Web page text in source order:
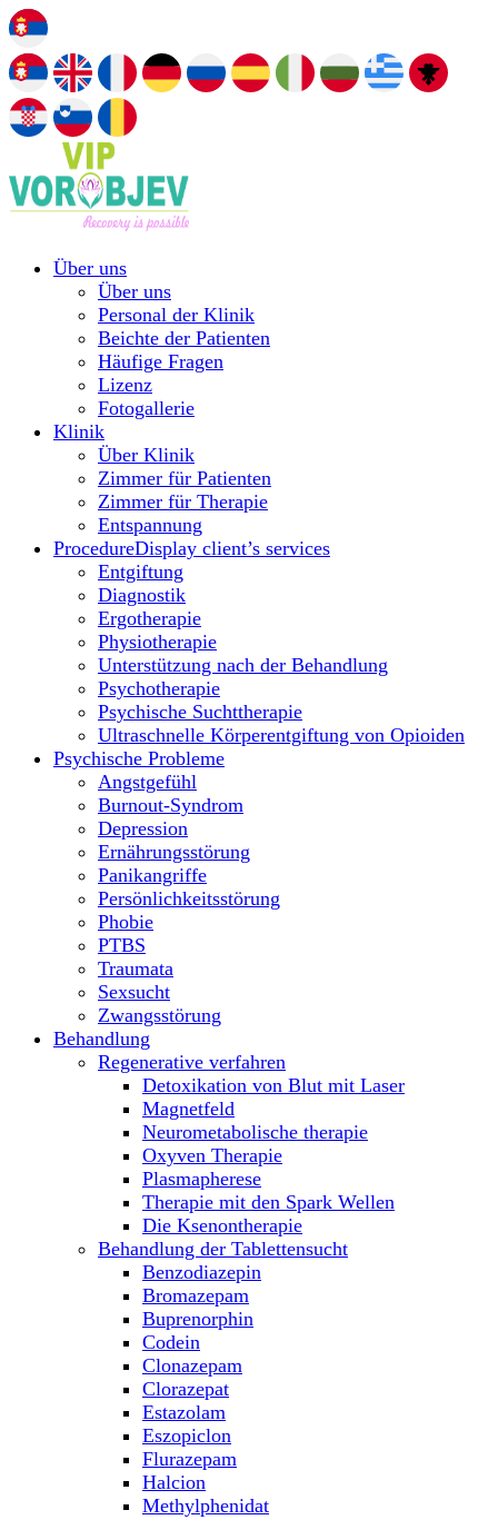
Über uns
Über uns
Personal der Klinik
Beichte der Patienten
Häufige Fragen
Lizenz
Fotogallerie
Klinik
Über Klinik
Zimmer für Patienten
Zimmer für Therapie
Entspannung
ProcedureDisplay client’s services
Entgiftung
Diagnostik
Ergotherapie
Physiotherapie
Unterstützung nach der Behandlung
Psychotherapie
Psychische Suchttherapie
Ultraschnelle Körperentgiftung von Opioiden
Psychische Probleme
Angstgefühl
Burnout-Syndrom
Depression
Ernährungsstörung
Panikangriffe
Persönlichkeitsstörung
Phobie
PTBS
Traumata
Sexsucht
Zwangsstörung
Behandlung
Regenerative verfahren
Detoxikation von Blut mit Laser
Magnetfeld
Neurometabolische therapie
Oxyven Therapie
Plasmapherese
Therapie mit den Spark Wellen
Die Ksenontherapie
Behandlung der Tablettensucht
Benzodiazepin
Bromazepam
Buprenorphin
Codein
Clonazepam
Clorazepat
Estazolam
Eszopiclon
Flurazepam
Halcion
Methylphenidat